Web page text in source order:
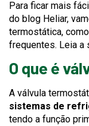
Para ficar mais
do blog Heliar,
termostática,
frequentes. Leia a
O que é
A válvula
sistemas de
tendo a função